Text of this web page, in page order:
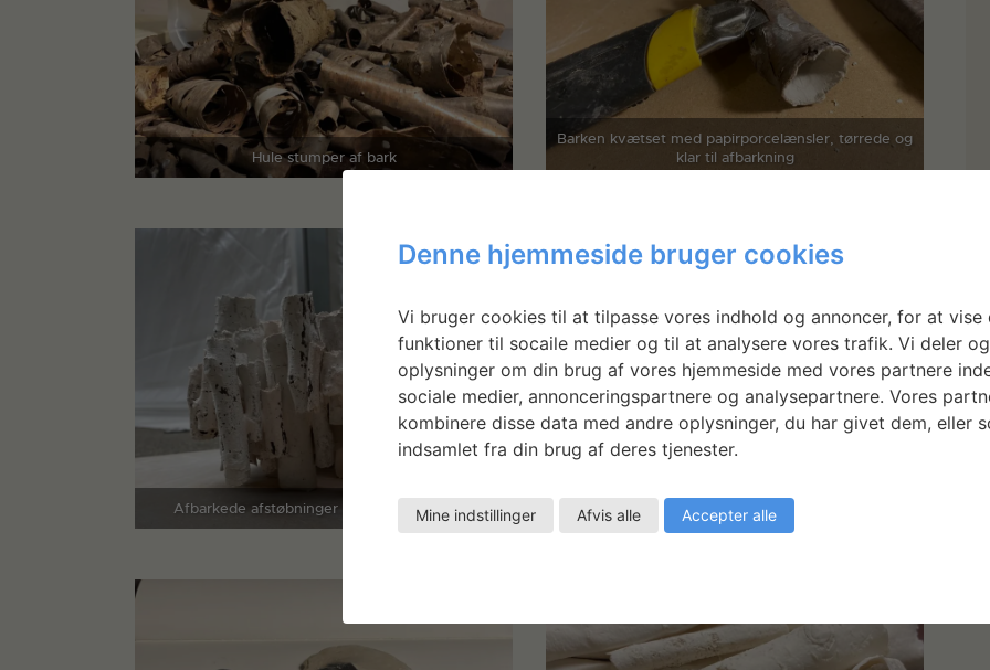
Hule stumper af bark
Barken kvætset med papirporcelænsler, tørrede og
klar til afbarkning
Afbarkede afstøbninger samlet med slikker.
Denne hjemmeside bruger cookies
Vi bruger cookies til at tilpasse vores indhold og annoncer, for at vise
funktioner til socaile medier og til at analysere vores trafik. Vi deler
oplysninger om din brug af vores hjemmeside med vores partnere
sociale medier, annonceringspartnere og analysepartnere. Vores
kombinere disse data med andre oplysninger, du har givet dem, eller
indsamlet fra din brug af deres tjenester.
Mine indstillinger Afvis alle Accepter alle